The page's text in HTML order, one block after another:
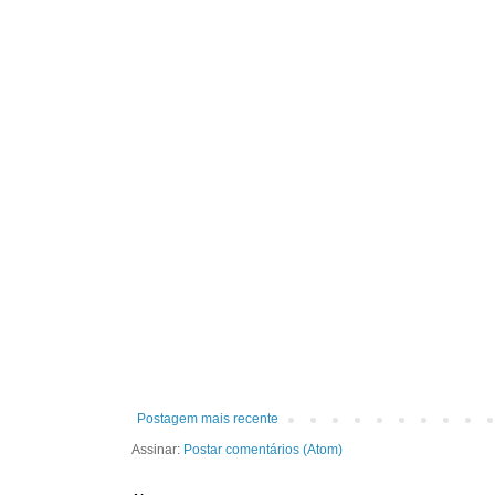
Postagem mais recente
Assinar: Postar comentários (Atom)